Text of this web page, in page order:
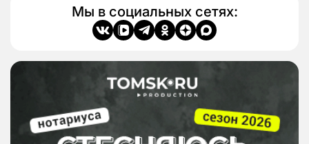
Мы в социальных сетях: